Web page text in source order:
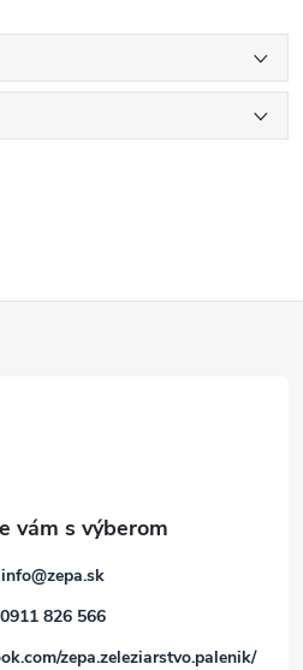
info@zepa.sk
0911 826 566
zepa.zeleziarstvo.palenik/